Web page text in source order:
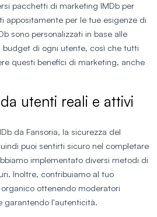
pacchetti di marketing IMDb per
appositamente per le tue esigenze di
sono personalizzati in base alle
budget di ogni utente, così che tutti
questi benefici di marketing, anche
utenti reali e attivi
da Fansoria, la sicurezza del
puoi sentirti sicuro nel completare
implementato diversi metodi di
Inoltre, contribuiamo al tuo
ottenendo moderatori
garantendo l'autenticità.